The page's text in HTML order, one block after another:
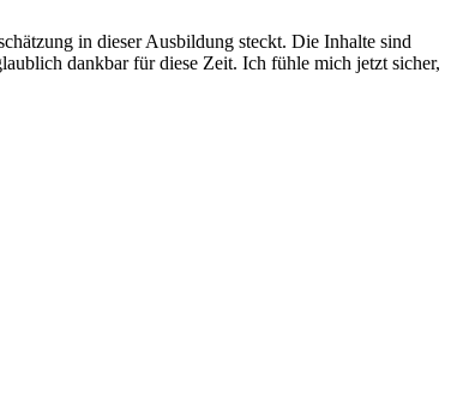
in dieser Ausbildung steckt. Die Inhalte sind
dankbar für diese Zeit. Ich fühle mich jetzt sicher,